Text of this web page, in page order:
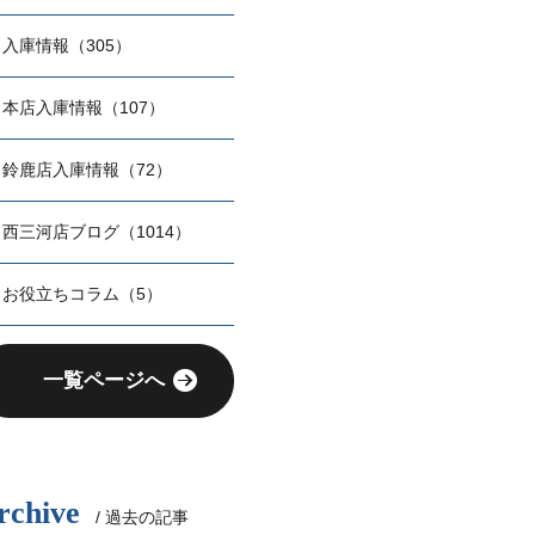
入庫情報（305）
本店入庫情報（107）
鈴鹿店入庫情報（72）
西三河店ブログ（1014）
お役立ちコラム（5）
一覧ページへ
/ 過去の記事